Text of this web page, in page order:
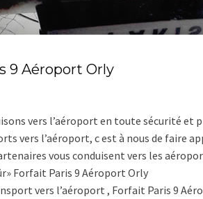
9 Aéroport Orly
vers l’aéroport en toute sécurité et
vers l’aéroport, c est à nous de faire
vous conduisent vers les
Forfait Paris 9 Aéroport Orly
vers l’aéroport , Forfait Paris 9